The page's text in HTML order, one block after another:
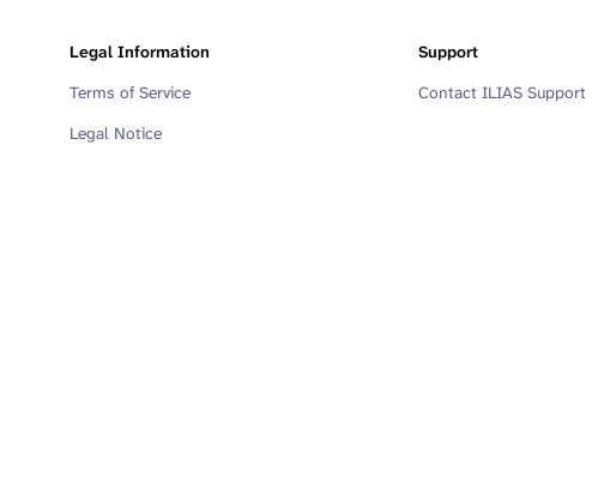
Legal Information
Terms of Service
Legal Notice
Support
Contact ILIAS Support